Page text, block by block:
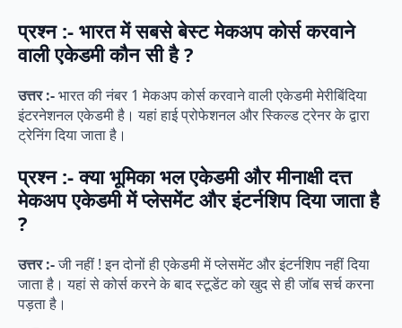
प्रश्न :- भारत में सबसे बेस्ट मेकअप कोर्स करवाने
वाली एकेडमी कौन सी है ?
उत्तर :-भारत की नंबर 1 मेकअप कोर्स करवाने वाली एकेडमी मेरीबिंदिया
इंटरनेशनल एकेडमी है। यहां हाई प्रोफेशनल और स्किल्ड ट्रेनर के द्वारा
ट्रेनिंग दिया जाता है।
प्रश्न :- क्या भूमिका भल एकेडमी और मीनाक्षी दत्त
मेकअप एकेडमी में प्लेसमेंट और इंटर्नशिप दिया जाता है
?
उत्तर :-जी नहीं ! इन दोनों ही एकेडमी में प्लेसमेंट और इंटर्नशिप नहीं दिया
जाता है। यहां से कोर्स करने के बाद स्टूडेंट को खुद से ही जॉब सर्च करना
पड़ता है।